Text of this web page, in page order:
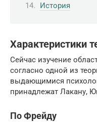
История
Характеристики
Сейчас изучение
согласно одной из
выдающимися
принадлежат Лакану,
По Фрейду